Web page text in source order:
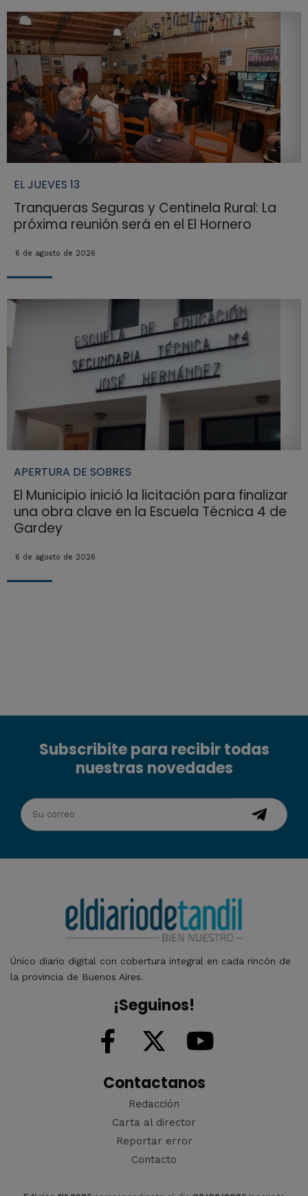
EL JUEVES 13
Tranqueras Seguras y Centinela Rural: La
próxima reunión será en el El Hornero
6 de agosto de 2026
APERTURA DE SOBRES
El Municipio inició la licitación para finalizar
una obra clave en la Escuela Técnica 4 de
Gardey
6 de agosto de 2026
Subscribite para recibir todas
nuestras novedades
Único diario digital con cobertura integral en cada rincón de
la provincia de Buenos Aires.
¡Seguinos!
Contactanos
Redacción
Carta al director
Reportar error
Contacto